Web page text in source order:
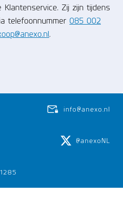
Klantenservice. Zij zijn tijdens
telefoonnummer 085 002
.
info@anexo.nl
@anexoNL